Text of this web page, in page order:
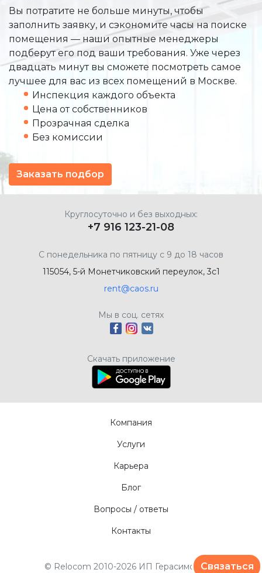
Вы потратите не больше минуты, чтобы
заполнить заявку, и сэкономите часы на поиске
помещения — наши опытные менеджеры
подберут его под ваши требования. Уже через
двадцать минут вы сможете посмотреть самое
лучшее для вас из всех помещений в Москве.
Инспекция каждого объекта
Цена от собственников
Прозрачная сделка
Без комиссии
Заказать подбор
Круглосуточно и без выходных:
+7 916 123-21-08
С понедельника по пятницу с 9 до 18 часов
115054, 5-й Монетчиковский переулок, 3с1
rent@caos.ru
Мы в соц. сетях
Скачать приложение
Компания
Услуги
Карьера
Блог
Вопросы / ответы
Контакты
© Relocom 2010-2026 ИП Герасимов А.В.Связаться